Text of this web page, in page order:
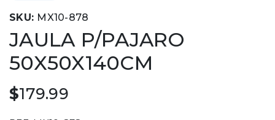
SKU: MX10-878
JAULA P/PAJARO
50X50X140CM
$179.99